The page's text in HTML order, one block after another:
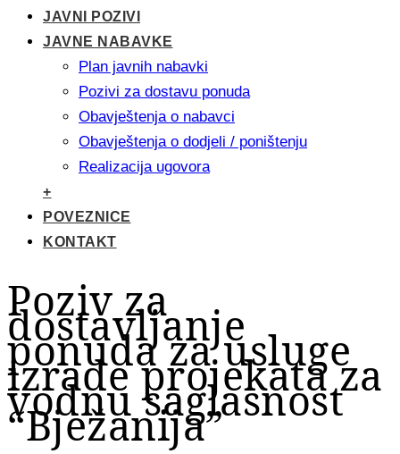
JAVNI POZIVI
JAVNE NABAVKE
Plan javnih nabavki
Pozivi za dostavu ponuda
Obavještenja o nabavci
Obavještenja o dodjeli / poništenju
Realizacija ugovora
+
POVEZNICE
KONTAKT
Poziv za
dostavljanje
ponuda za usluge
izrade projekata za
vodnu saglasnost
“Bježanija”